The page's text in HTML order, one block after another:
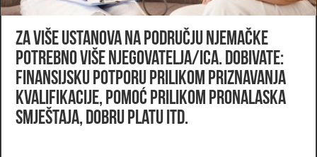
Za više ustanova na području Njemačke
potrebno više njegovatelja/ica. Dobivate:
finansijsku potporu prilikom priznavanja
kvalifikacije, pomoć prilikom pronalaska
smještaja, dobru platu itd.